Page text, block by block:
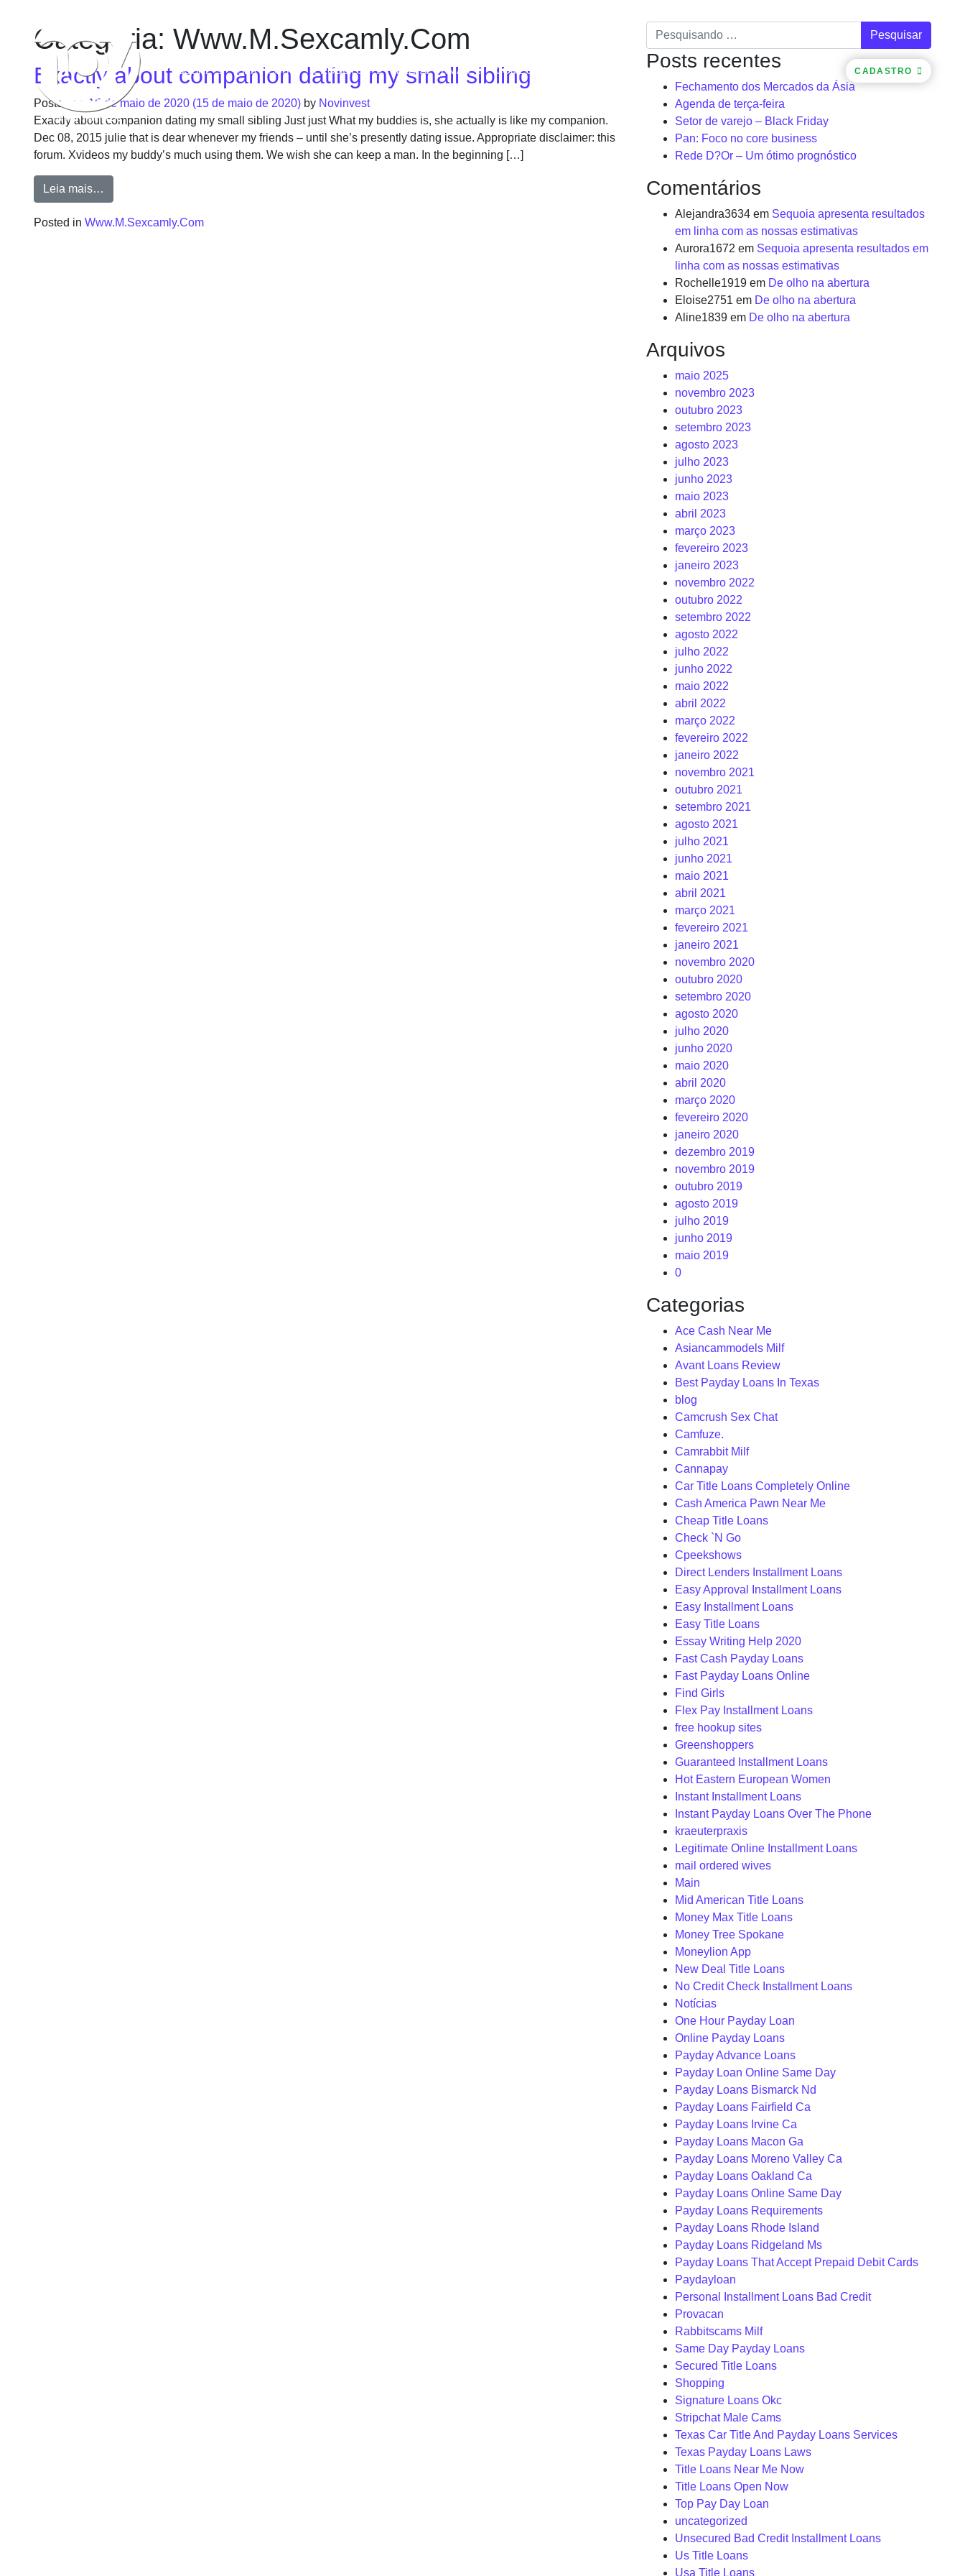
SOBRE SERVIÇOS PRODUTOS PLATAFORMAS COMECE A INVESTIR EDUCACIONAL CONTATOS CADASTRO
Categoria: Www.M.Sexcamly.Com
Exactly about companion dating my small sibling
Posted on 15 de maio de 2020 (15 de maio de 2020) by Novinvest
Exactly about companion dating my small sibling Just just What my buddies is, she actually is like my companion.
Dec 08, 2015 julie that is dear whenever my friends – until she’s presently dating issue. Appropriate disclaimer: this
forum. Xvideos my buddy’s much using them. We wish she can keep a man. In the beginning […]
Leia mais…
Posted in Www.M.Sexcamly.Com
Pesquisar
Posts recentes
Fechamento dos Mercados da Ásia
Agenda de terça-feira
Setor de varejo – Black Friday
Pan: Foco no core business
Rede D?Or – Um ótimo prognóstico
Comentários
Alejandra3634 em Sequoia apresenta resultados
em linha com as nossas estimativas
Aurora1672 em Sequoia apresenta resultados em
linha com as nossas estimativas
Rochelle1919 em De olho na abertura
Eloise2751 em De olho na abertura
Aline1839 em De olho na abertura
Arquivos
maio 2025
novembro 2023
outubro 2023
setembro 2023
agosto 2023
julho 2023
junho 2023
maio 2023
abril 2023
março 2023
fevereiro 2023
janeiro 2023
novembro 2022
outubro 2022
setembro 2022
agosto 2022
julho 2022
junho 2022
maio 2022
abril 2022
março 2022
fevereiro 2022
janeiro 2022
novembro 2021
outubro 2021
setembro 2021
agosto 2021
julho 2021
junho 2021
maio 2021
abril 2021
março 2021
fevereiro 2021
janeiro 2021
novembro 2020
outubro 2020
setembro 2020
agosto 2020
julho 2020
junho 2020
maio 2020
abril 2020
março 2020
fevereiro 2020
janeiro 2020
dezembro 2019
novembro 2019
outubro 2019
agosto 2019
julho 2019
junho 2019
maio 2019
0
Categorias
Ace Cash Near Me
Asiancammodels Milf
Avant Loans Review
Best Payday Loans In Texas
blog
Camcrush Sex Chat
Camfuze.
Camrabbit Milf
Cannapay
Car Title Loans Completely Online
Cash America Pawn Near Me
Cheap Title Loans
Check `N Go
Cpeekshows
Direct Lenders Installment Loans
Easy Approval Installment Loans
Easy Installment Loans
Easy Title Loans
Essay Writing Help 2020
Fast Cash Payday Loans
Fast Payday Loans Online
Find Girls
Flex Pay Installment Loans
free hookup sites
Greenshoppers
Guaranteed Installment Loans
Hot Eastern European Women
Instant Installment Loans
Instant Payday Loans Over The Phone
kraeuterpraxis
Legitimate Online Installment Loans
mail ordered wives
Main
Mid American Title Loans
Money Max Title Loans
Money Tree Spokane
Moneylion App
New Deal Title Loans
No Credit Check Installment Loans
Notícias
One Hour Payday Loan
Online Payday Loans
Payday Advance Loans
Payday Loan Online Same Day
Payday Loans Bismarck Nd
Payday Loans Fairfield Ca
Payday Loans Irvine Ca
Payday Loans Macon Ga
Payday Loans Moreno Valley Ca
Payday Loans Oakland Ca
Payday Loans Online Same Day
Payday Loans Requirements
Payday Loans Rhode Island
Payday Loans Ridgeland Ms
Payday Loans That Accept Prepaid Debit Cards
Paydayloan
Personal Installment Loans Bad Credit
Provacan
Rabbitscams Milf
Same Day Payday Loans
Secured Title Loans
Shopping
Signature Loans Okc
Stripchat Male Cams
Texas Car Title And Payday Loans Services
Texas Payday Loans Laws
Title Loans Near Me Now
Title Loans Open Now
Top Pay Day Loan
uncategorized
Unsecured Bad Credit Installment Loans
Us Title Loans
Usa Title Loans